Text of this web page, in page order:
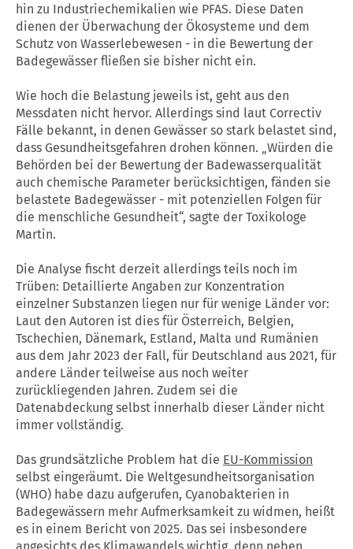
hin zu Industriechemikalien wie PFAS. Diese Daten
dienen der Überwachung der Ökosysteme und dem
Schutz von Wasserlebewesen - in die Bewertung der
Badegewässer fließen sie bisher nicht ein.
Wie hoch die Belastung jeweils ist, geht aus den
Messdaten nicht hervor. Allerdings sind laut Correctiv
Fälle bekannt, in denen Gewässer so stark belastet sind,
dass Gesundheitsgefahren drohen können. „Würden die
Behörden bei der Bewertung der Badewasserqualität
auch chemische Parameter berücksichtigen, fänden sie
belastete Badegewässer - mit potenziellen Folgen für
die menschliche Gesundheit“, sagte der Toxikologe
Martin.
Die Analyse fischt derzeit allerdings teils noch im
Trüben: Detaillierte Angaben zur Konzentration
einzelner Substanzen liegen nur für wenige Länder vor:
Laut den Autoren ist dies für Österreich, Belgien,
Tschechien, Dänemark, Estland, Malta und Rumänien
aus dem Jahr 2023 der Fall, für Deutschland aus 2021, für
andere Länder teilweise aus noch weiter
zurückliegenden Jahren. Zudem sei die
Datenabdeckung selbst innerhalb dieser Länder nicht
immer vollständig.
Das grundsätzliche Problem hat die EU-Kommission
selbst eingeräumt. Die Weltgesundheitsorganisation
(WHO) habe dazu aufgerufen, Cyanobakterien in
Badegewässern mehr Aufmerksamkeit zu widmen, heißt
es in einem Bericht von 2025. Das sei insbesondere